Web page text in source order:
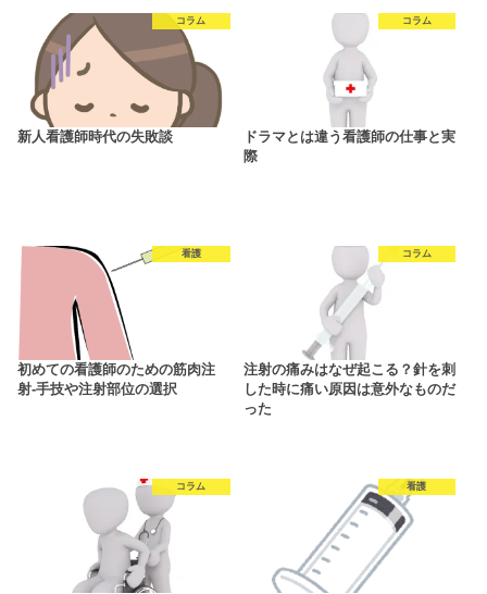
コラム
新人看護師時代の失敗談
コラム
ドラマとは違う看護師の仕事と実
際
看護
初めての看護師のための筋肉注
射‐手技や注射部位の選択
コラム
注射の痛みはなぜ起こる？針を刺
した時に痛い原因は意外なものだ
った
コラム 看護